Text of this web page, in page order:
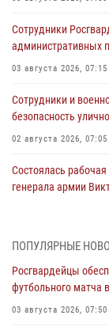
Сотрудники
административных
03 августа 2026, 07:15
Сотрудники и
безопасность
02 августа 2026, 07:05
Состоялась
генерала армии
31 июля 2026, 05:42
Росгвардейцы в
Дню Крещения Руси
28 июля 2026, 11:30
ПОПУЛЯРНЫЕ
Росгвардейцы
футбольного матча
03 августа 2026, 07:50